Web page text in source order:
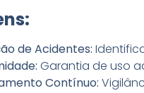
de Acidentes:
Garantia de uso
Contínuo: